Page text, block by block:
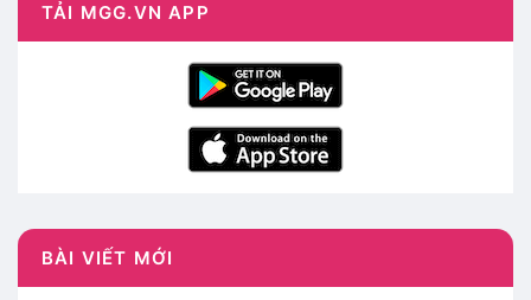
TẢI MGG.VN APP
BÀI VIẾT MỚI